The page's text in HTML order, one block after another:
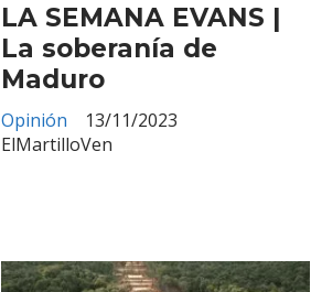
LA SEMANA EVANS |
La soberanía de
Maduro
ElMartilloVen
Opinión 13/11/2023